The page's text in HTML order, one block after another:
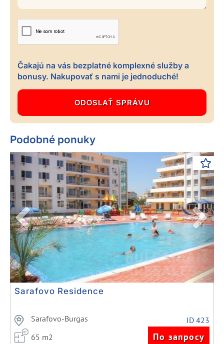
Čakajú na vás bezplatné komplexné služby a
bonusy. Nakupovať s nami je jednoduché!
Podobné ponuky
Previous Next
Sarafovo Residence
Sarafovo-Burgas
ID 423
65 m2
По запросу